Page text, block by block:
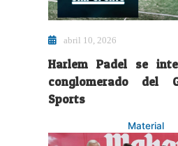
abril 10, 2026
Harlem Padel se
conglomerado del
Sports
Material